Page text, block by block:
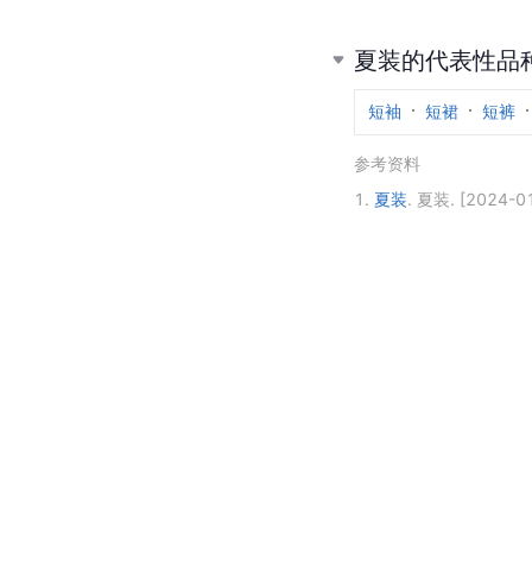
夏装的代表性品
短袖 短裙 短裤
参考资料
1. 夏装. 夏装. [2024-